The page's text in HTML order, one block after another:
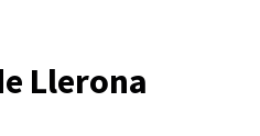
Llerona